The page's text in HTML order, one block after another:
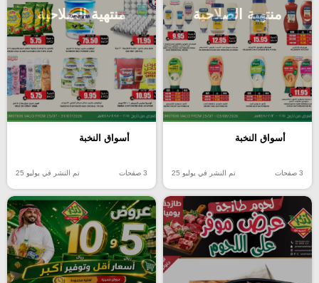
منتهية الصلاحية
أسواق النخبة
3 صفحات تم النشر في يوليو 25
منتهية الصلاحية
أسواق النخبة
3 صفحات تم النشر في يوليو 25